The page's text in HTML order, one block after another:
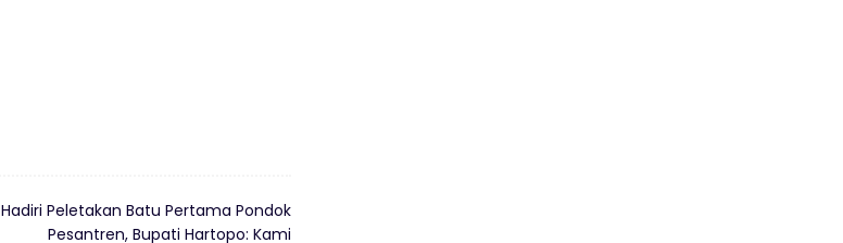
Hadiri Peletakan Batu Pertama Pondok
Pesantren, Bupati Hartopo: Kami